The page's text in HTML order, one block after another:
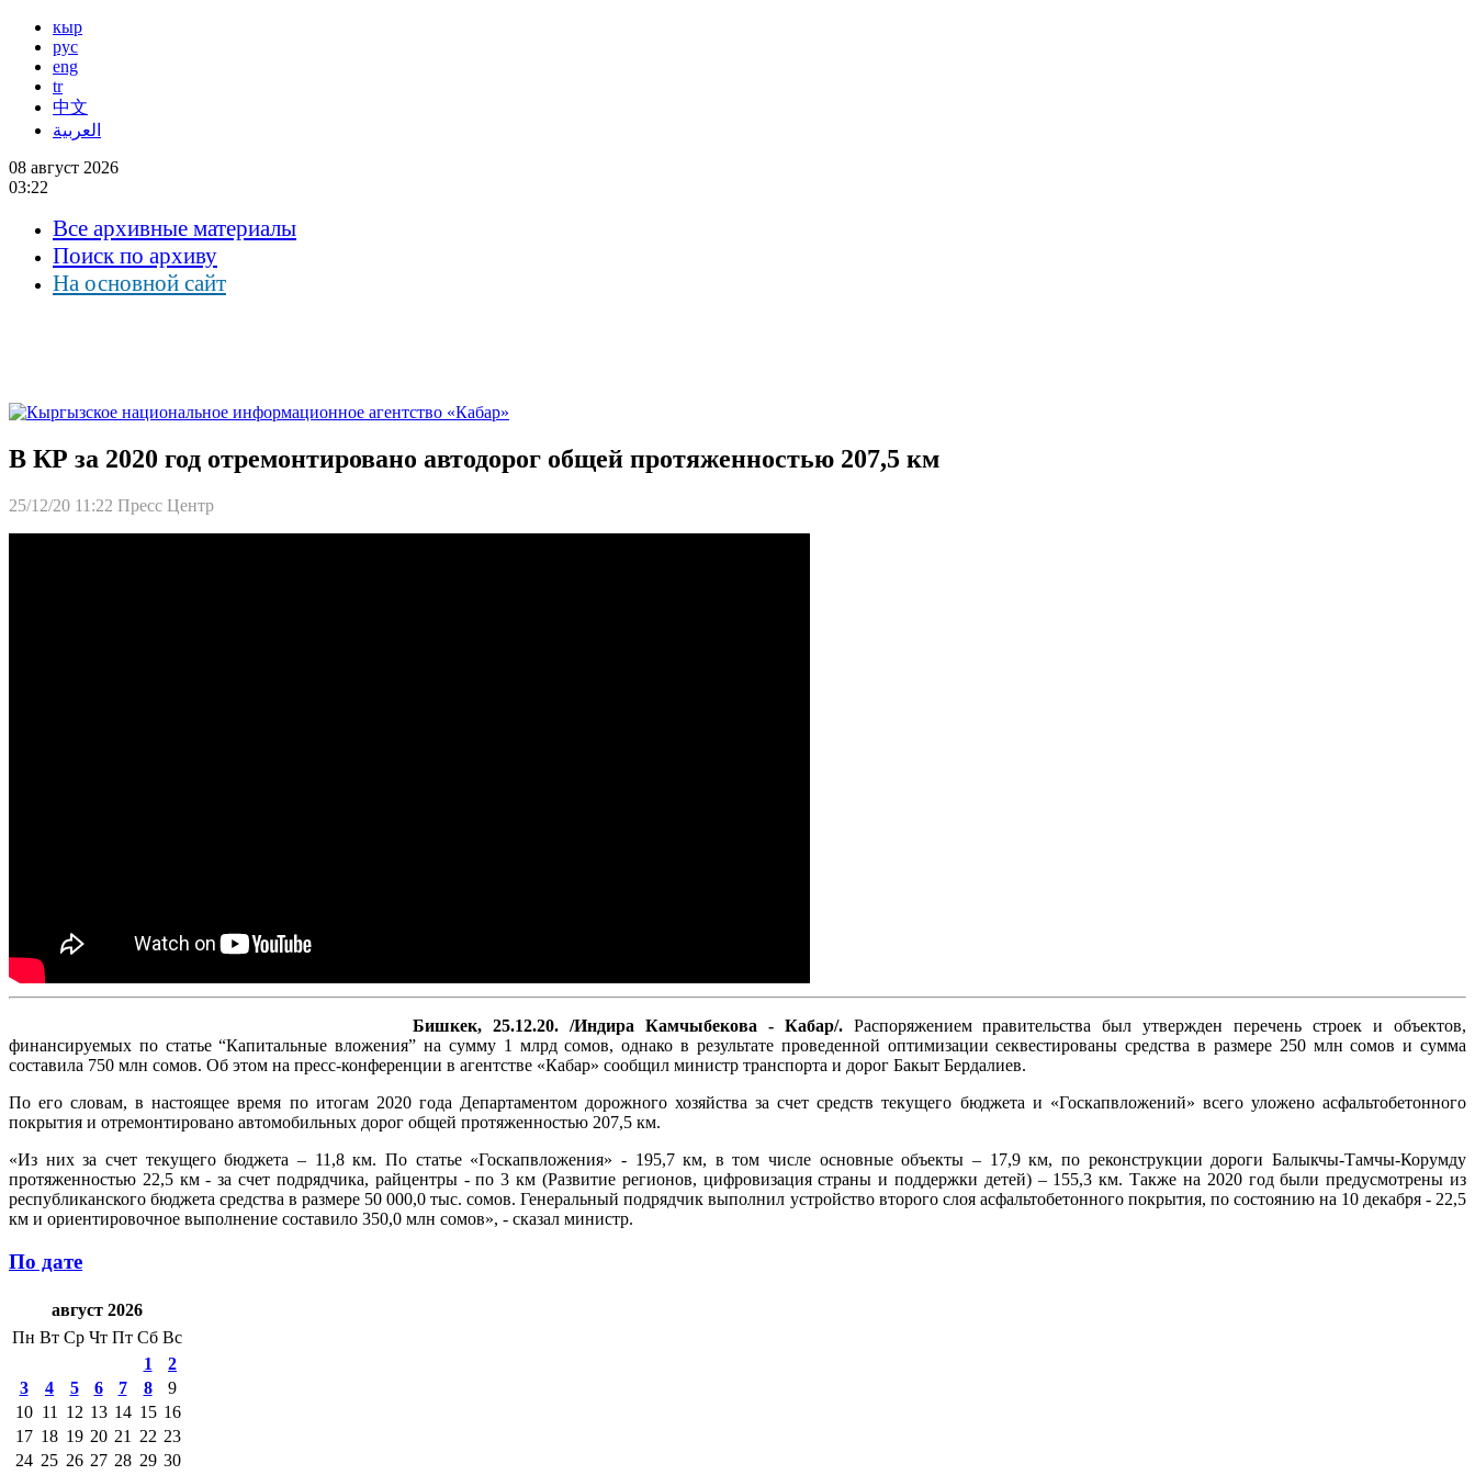
кыр
рус
eng
tr
中文
العربية
08 август 2026
03:22
Все архивные материалы
Поиск по архиву
На основной сайт
В КР за 2020 год отремонтировано автодорог общей протяженностью 207,5 км
25/12/20 11:22 Пресс Центр
Бишкек, 25.12.20. /Индира Камчыбекова - Кабар/.Распоряжением правительства был утвержден перечень строек и объектов,
финансируемых по статье “Капитальные вложения” на сумму 1 млрд сомов, однако в результате проведенной оптимизации секвестированы средства в размере 250 млн сомов и сумма
составила 750 млн сомов. Об этом на пресс-конференции в агентстве «Кабар» сообщил министр транспорта и дорог Бакыт Бердалиев.
По его словам, в настоящее время по итогам 2020 года Департаментом дорожного хозяйства за счет средств текущего бюджета и «Госкапвложений» всего уложено асфальтобетонного
покрытия и отремонтировано автомобильных дорог общей протяженностью 207,5 км.
«Из них за счет текущего бюджета – 11,8 км. По статье «Госкапвложения» - 195,7 км, в том числе основные объекты – 17,9 км, по реконструкции дороги Балыкчы-Тамчы-Корумду
протяженностью 22,5 км - за счет подрядчика, райцентры - по 3 км (Развитие регионов, цифровизация страны и поддержки детей) – 155,3 км. Также на 2020 год были предусмотрены из
республиканского бюджета средства в размере 50 000,0 тыс. сомов. Генеральный подрядчик выполнил устройство второго слоя асфальтобетонного покрытия, по состоянию на 10 декабря - 22,5
км и ориентировочное выполнение составило 350,0 млн сомов», - сказал министр.
По дате
август 2026
Пн Вт Ср Чт Пт Сб Вс
1
2
3
4 5 6 7 8
9
10 11 12 13 14 15 16
17 18 19 20 21 22 23
24 25 26 27 28 29 30